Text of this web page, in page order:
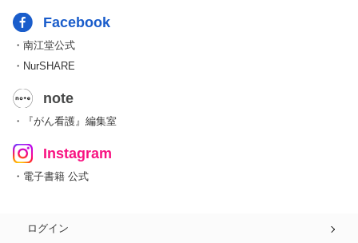
Facebook
・南江堂公式
・NurSHARE
note
・『がん看護』編集室
Instagram
・電子書籍 公式
ログイン